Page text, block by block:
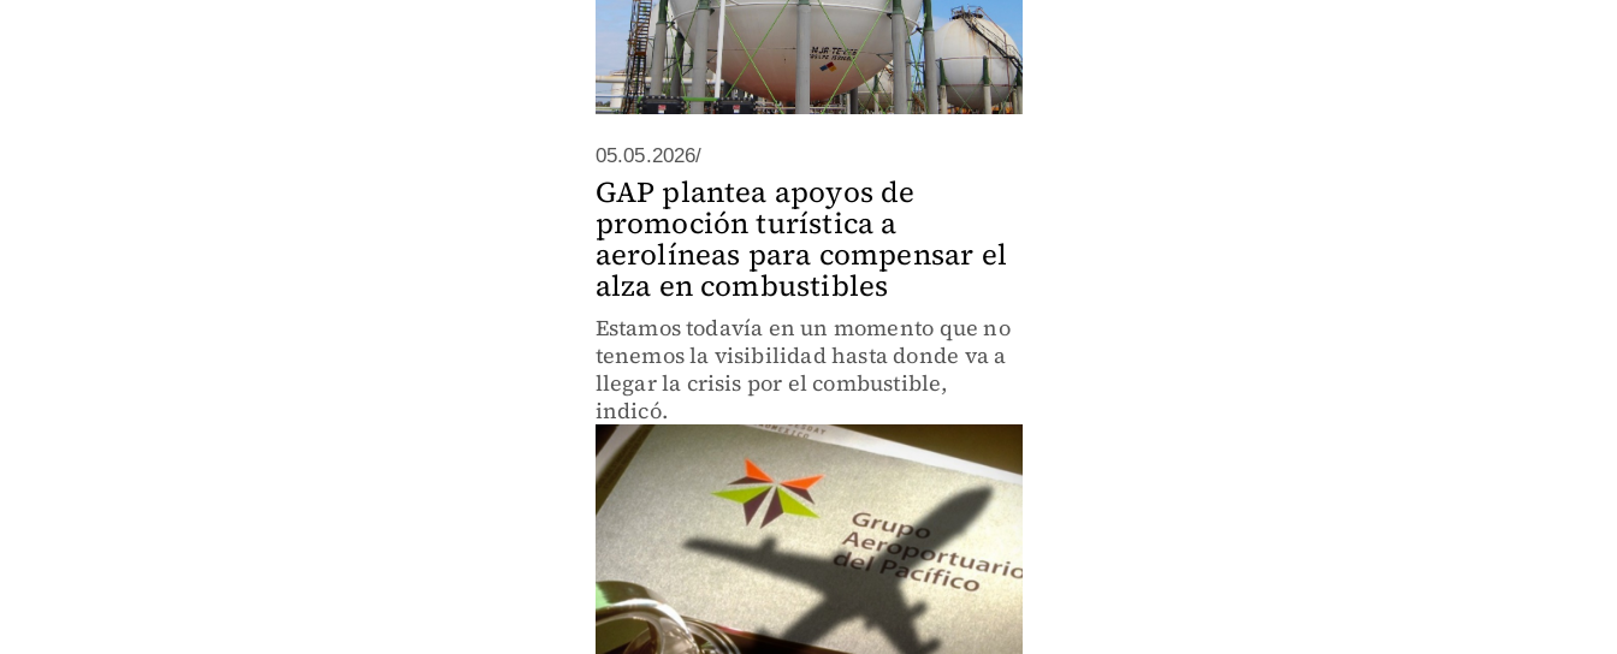
05.05.2026/
GAP plantea apoyos de
promoción turística a
aerolíneas para compensar el
alza en combustibles
Estamos todavía en un momento que no
tenemos la visibilidad hasta donde va a
llegar la crisis por el combustible,
indicó.